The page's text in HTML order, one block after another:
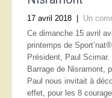
17 avril 2018 Un
Ce dimanche 15 avril
printemps de
Président, Paul
Barrage de Nisramont,
Paul nous invitait à
effet, pour les 8